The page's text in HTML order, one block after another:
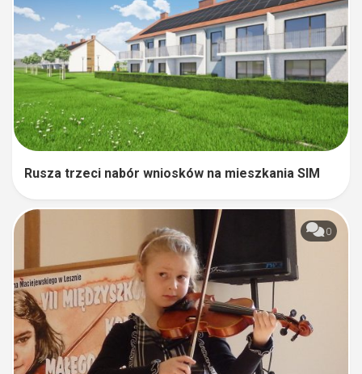
Rusza trzeci nabór wniosków na mieszkania SIM
0